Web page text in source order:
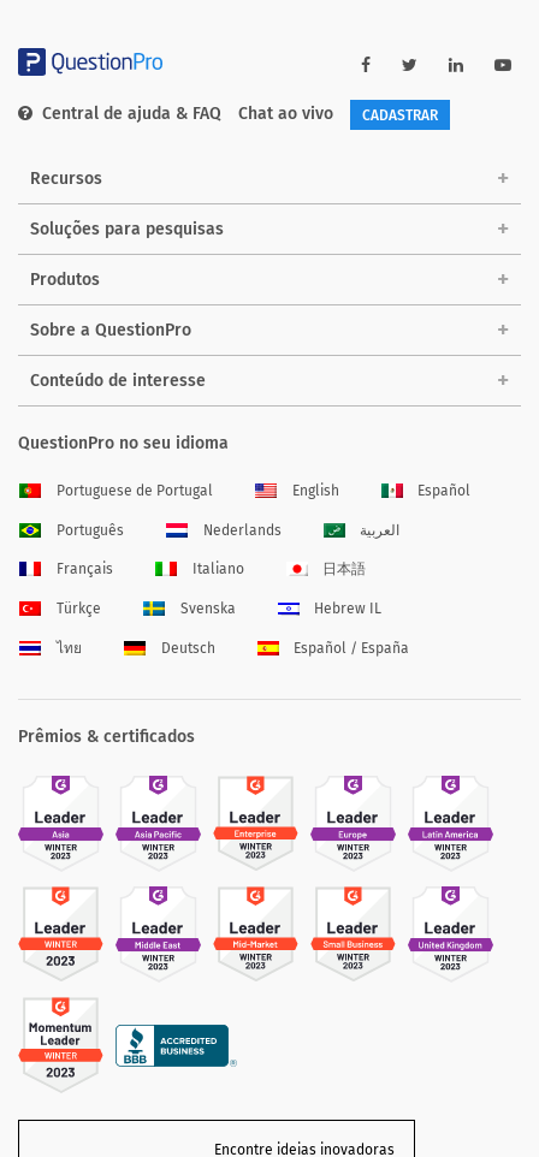
Central de ajuda & FAQ Chat ao vivo CADASTRAR
Recursos
Soluções para pesquisas
Produtos
Sobre a QuestionPro
Conteúdo de interesse
QuestionPro no seu idioma
Portuguese de Portugal English Español
Português Nederlands العربية
Français Italiano 日本語
Türkçe Svenska Hebrew IL
ไทย Deutsch Español / España
Prêmios & certificados
Encontre ideias inovadoras